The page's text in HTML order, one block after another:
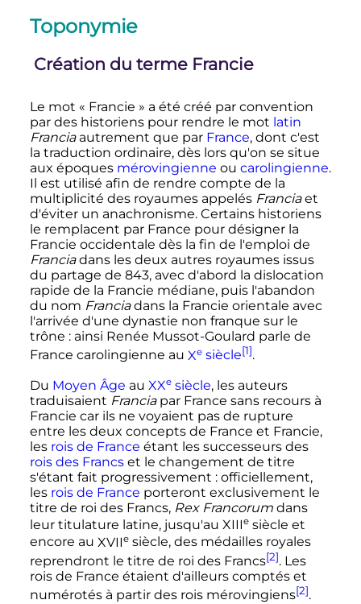
Toponymie
Création du terme Francie
Le mot « Francie » a été créé par convention
par des historiens pour rendre le mot latin
Franciaautrement que par France, dont c'est
la traduction ordinaire, dès lors qu'on se situe
aux époques mérovingienne ou carolingienne.
Il est utilisé afin de rendre compte de la
multiplicité des royaumes appelés Franciaet
d'éviter un anachronisme. Certains historiens
le remplacent par France pour désigner la
Francie occidentale dès la fin de l'emploi de
Franciadans les deux autres royaumes issus
du partage de 843, avec d'abord la dislocation
rapide de la Francie médiane, puis l'abandon
du nom Franciadans la Francie orientale avec
l'arrivée d'une dynastie non franque sur le
trône : ainsi Renée Mussot-Goulard parle de
France carolingienne au Xesiècle[1].
Du Moyen Âge au XXesiècle, les auteurs
traduisaient Franciapar France sans recours à
Francie car ils ne voyaient pas de rupture
entre les deux concepts de France et Francie,
les rois de France étant les successeurs des
rois des Francset le changement de titre
s'étant fait progressivement : officiellement,
les rois de France porteront exclusivement le
titre de roi des Francs, Rex Francorumdans
leur titulature latine, jusqu'au XIIIe siècle et
encore au XVIIe siècle, des médailles royales
reprendront le titre de roi des Francs[2]. Les
rois de France étaient d'ailleurs comptés et
numérotés à partir des rois mérovingiens[2].